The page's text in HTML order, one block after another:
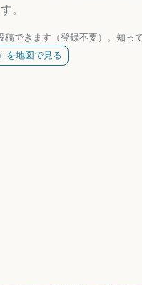
。
稿できます（登録不要）。知
を地図で見る